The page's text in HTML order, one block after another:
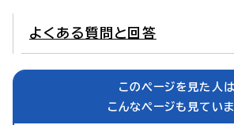
よくある質問と回答
このページを見た人は
こんなページも見てい